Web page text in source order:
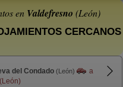
en Valdefresno (León)
CERCANOS
del Condado (León)
a